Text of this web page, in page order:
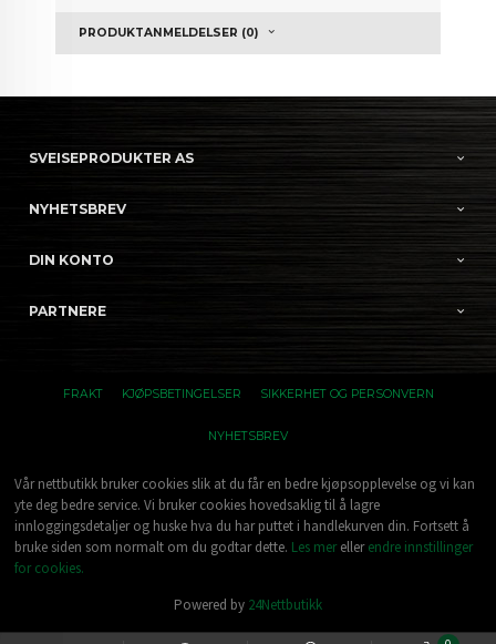
PRODUKTANMELDELSER (0)
SVEISEPRODUKTER AS
NYHETSBREV
DIN KONTO
PARTNERE
FRAKT KJØPSBETINGELSER SIKKERHET OG PERSONVERN
NYHETSBREV
Vår nettbutikk bruker cookies slik at du får en bedre kjøpsopplevelse og vi kan
yte deg bedre service. Vi bruker cookies hovedsaklig til å lagre
innloggingsdetaljer og huske hva du har puttet i handlekurven din. Fortsett å
bruke siden som normalt om du godtar dette. Les merellerendre innstillinger
for cookies.
Powered by 24Nettbutikk